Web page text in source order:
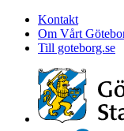
Kontakt
Om Vårt
Till goteborg.se